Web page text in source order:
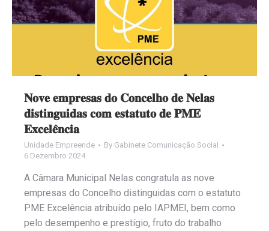
𝐍𝐨𝐯𝐞 𝐞𝐦𝐩𝐫𝐞𝐬𝐚𝐬 𝐝𝐨 𝐂𝐨𝐧𝐜𝐞𝐥𝐡𝐨 𝐝𝐞 𝐍𝐞𝐥𝐚𝐬
𝐝𝐢𝐬𝐭𝐢𝐧𝐠𝐮𝐢𝐝𝐚𝐬 𝐜𝐨𝐦 𝐞𝐬𝐭𝐚𝐭𝐮𝐭𝐨 𝐝𝐞 𝐏𝐌𝐄
𝐄𝐱𝐜𝐞𝐥𝐞̂𝐧𝐜𝐢𝐚
Unidade Empreende By Gabinete Comunicação Social
6 Dezembro 2024
A Câmara Municipal Nelas congratula as nove
empresas do Concelho distinguidas com o estatuto
PME Excelência atribuído pelo IAPMEI, bem como
pelo desempenho e prestígio, fruto do trabalho